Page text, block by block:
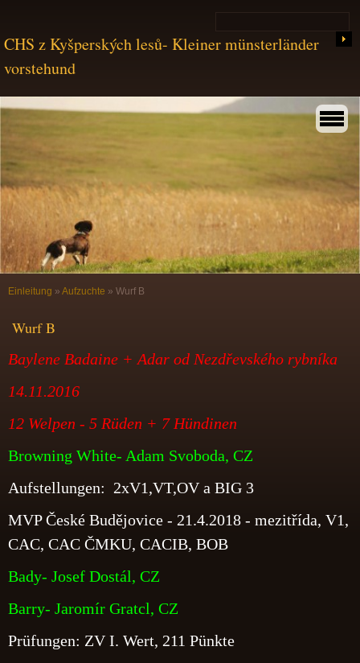
CHS z Kyšperských lesů- Kleiner münsterländer
vorstehund
Einleitung » Aufzuchte » Wurf B
Wurf B
Baylene Badaine + Adar od Nezdřevského rybníka
14.11.2016
12 Welpen - 5 Rüden + 7 Hündinen
Browning White- Adam Svoboda, CZ
Aufstellungen: 2xV1,VT,OV a BIG 3
MVP České Budějovice - 21.4.2018 - mezitřída, V1,
CAC, CAC ČMKU, CACIB, BOB
Bady- Josef Dostál, CZ
Barry- Jaromír Gratcl, CZ
Prüfungen: ZV I. Wert, 211 Pünkte